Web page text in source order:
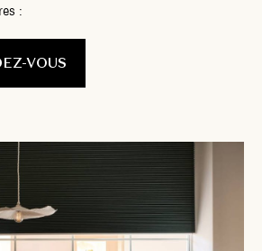
:
VOUS